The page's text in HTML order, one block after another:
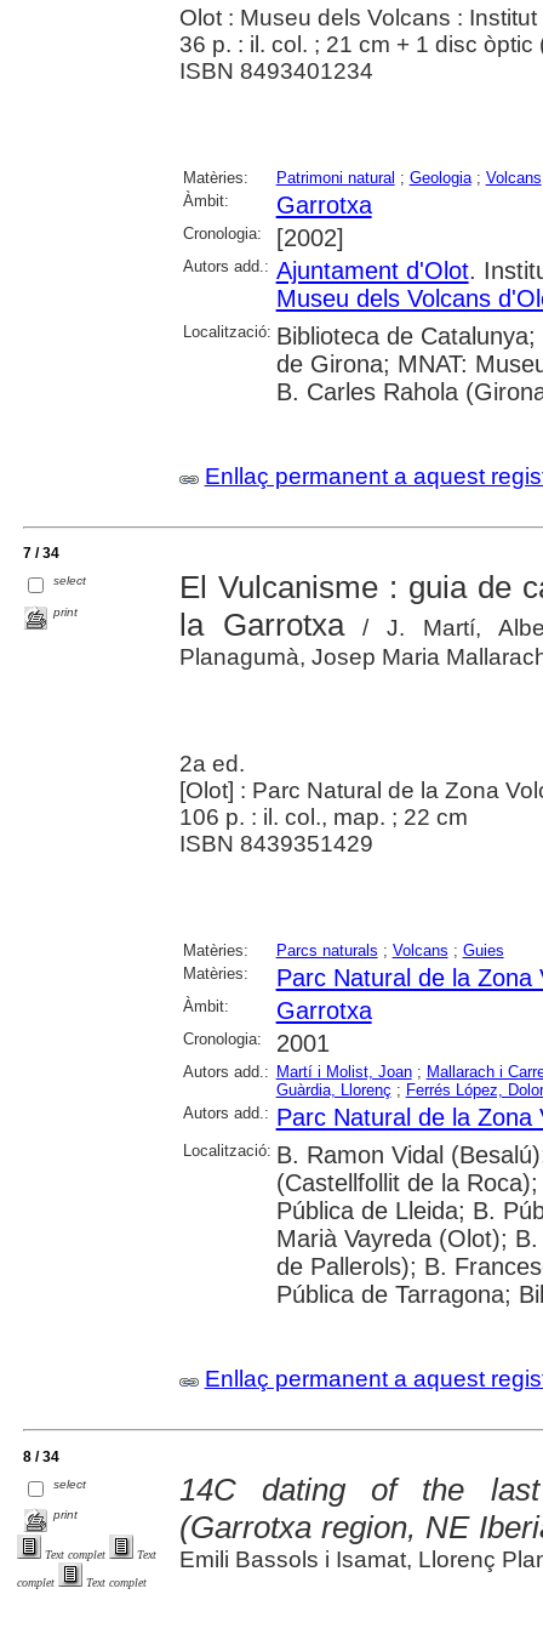
Olot : Museu dels Volcans :
36 p. : il. col. ; 21 cm + 1 disc òptic
ISBN 8493401234
Matèries: Patrimoni natural ; Geologia; Volcans
Àmbit:
Garrotxa
Cronologia: [2002]
Autors add.: Ajuntament d'Olot.
Museu dels Volcans
Localització: Biblioteca de
de Girona; MNAT:
B. Carles Rahola
Enllaç permanent a aquest
7 / 34
select
print
El Vulcanisme : guia de
la Garrotxa/ J. Martí,
Planagumà, Josep Maria
2a ed.
[Olot] : Parc Natural de la Zona
106 p. : il. col., map. ; 22 cm
ISBN 8439351429
Matèries: Parcs naturals ; Volcans ; Guies
Matèries:
Parc Natural de la Zona
Àmbit: Garrotxa
Cronologia: 2001
Autors add.: Martí i Molist, Joan; Mallarach i
Guàrdia, Llorenç ; Ferrés López,
Autors add.: Parc Natural de la Zona
Localització: B. Ramon Vidal
(Castellfollit de la
Pública de Lleida; B.
Marià Vayreda (Olot);
de Pallerols); B.
Pública de Tarragona;
Enllaç permanent a aquest
8 / 34
select
print
Text complet Text
complet Text complet
14C dating of the last
(Garrotxa region, NE
Emili Bassols i Isamat, Llorenç